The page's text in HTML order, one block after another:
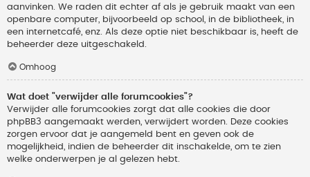
aanvinken. We raden dit echter af als je gebruik maakt van een
openbare computer, bijvoorbeeld op school, in de bibliotheek, in
een internetcafé, enz. Als deze optie niet beschikbaar is, heeft de
beheerder deze uitgeschakeld.
Omhoog
Wat doet "verwijder alle forumcookies"?
Verwijder alle forumcookies zorgt dat alle cookies die door
phpBB3 aangemaakt werden, verwijdert worden. Deze cookies
zorgen ervoor dat je aangemeld bent en geven ook de
mogelijkheid, indien de beheerder dit inschakelde, om te zien
welke onderwerpen je al gelezen hebt.